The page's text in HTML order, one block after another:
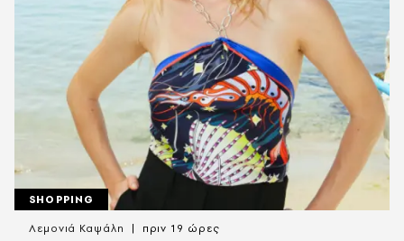
SHOPPING
Λεμονιά Καψάλη πριν 19 ώρες